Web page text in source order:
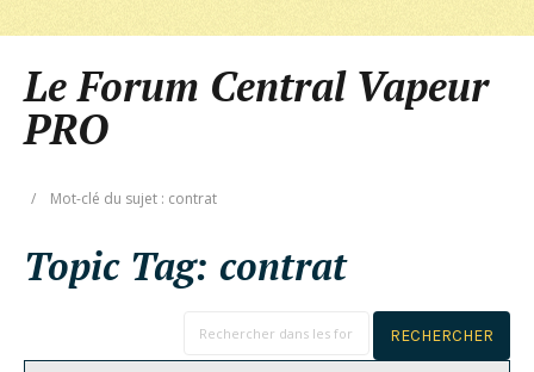
Le Forum Central Vapeur
PRO
/ Mot-clé du sujet : contrat
Topic Tag: contrat